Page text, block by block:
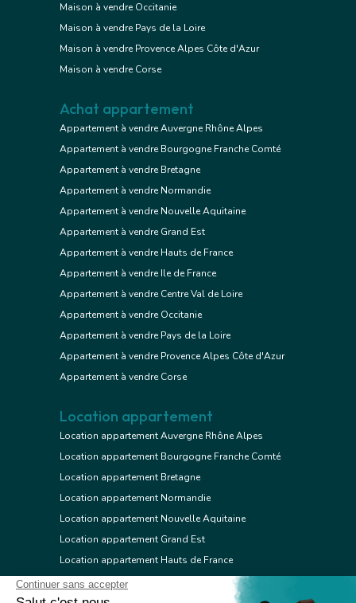
Maison à vendre Occitanie
Maison à vendre Pays de la Loire
Maison à vendre Provence Alpes Côte d'Azur
Maison à vendre Corse
Achat appartement
Appartement à vendre Auvergne Rhône Alpes
Appartement à vendre Bourgogne Franche Comté
Appartement à vendre Bretagne
Appartement à vendre Normandie
Appartement à vendre Nouvelle Aquitaine
Appartement à vendre Grand Est
Appartement à vendre Hauts de France
Appartement à vendre Ile de France
Appartement à vendre Centre Val de Loire
Appartement à vendre Occitanie
Appartement à vendre Pays de la Loire
Appartement à vendre Provence Alpes Côte d'Azur
Appartement à vendre Corse
Location appartement
Location appartement Auvergne Rhône Alpes
Location appartement Bourgogne Franche Comté
Location appartement Bretagne
Location appartement Normandie
Location appartement Nouvelle Aquitaine
Location appartement Grand Est
Location appartement Hauts de France
Location appartement Ile de France